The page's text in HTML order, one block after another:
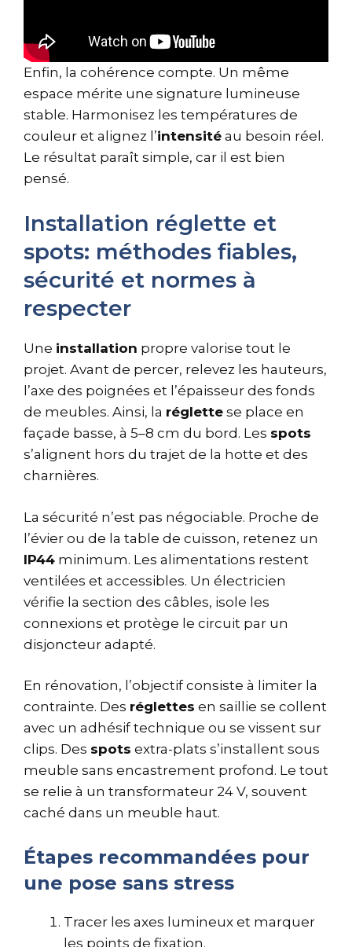
Enfin, la cohérence compte. Un même
espace mérite une signature lumineuse
stable. Harmonisez les températures de
couleur et alignez l’intensité au besoin réel.
Le résultat paraît simple, car il est bien
pensé.
Installation réglette et
spots: méthodes fiables,
sécurité et normes à
respecter
Une installation propre valorise tout le
projet. Avant de percer, relevez les hauteurs,
l’axe des poignées et l’épaisseur des fonds
de meubles. Ainsi, la réglette se place en
façade basse, à 5–8 cm du bord. Les spots
s’alignent hors du trajet de la hotte et des
charnières.
La sécurité n’est pas négociable. Proche de
l’évier ou de la table de cuisson, retenez un
IP44 minimum. Les alimentations restent
ventilées et accessibles. Un électricien
vérifie la section des câbles, isole les
connexions et protège le circuit par un
disjoncteur adapté.
En rénovation, l’objectif consiste à limiter la
contrainte. Des réglettes en saillie se collent
avec un adhésif technique ou se vissent sur
clips. Des spots extra-plats s’installent sous
meuble sans encastrement profond. Le tout
se relie à un transformateur 24 V, souvent
caché dans un meuble haut.
Étapes recommandées pour
une pose sans stress
Tracer les axes lumineux et marquer
les points de fixation.